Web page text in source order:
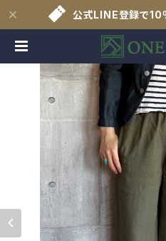
公式LINE登録で10